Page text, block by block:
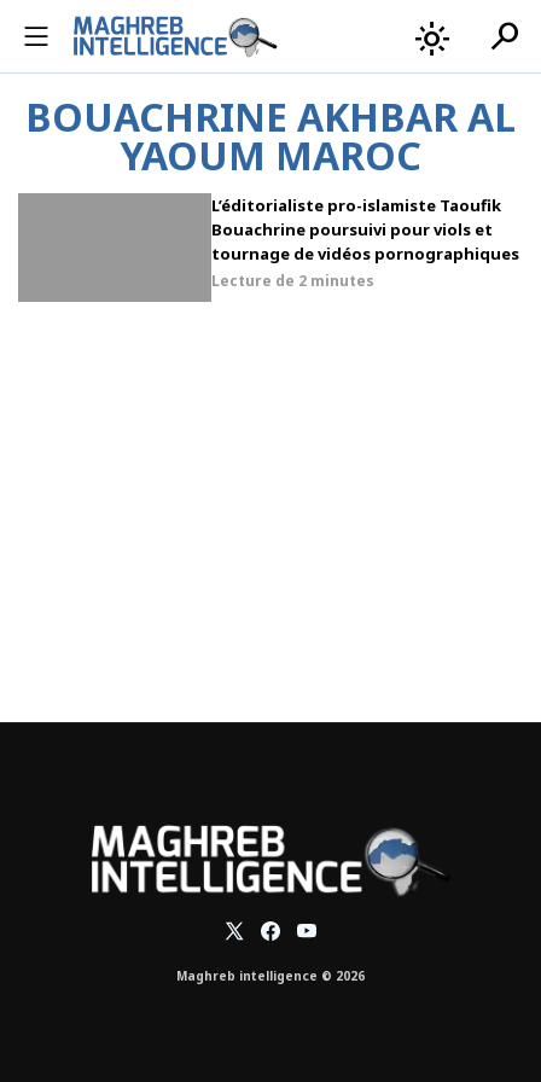
light_mode search
BOUACHRINE AKHBAR AL
YAOUM MAROC
L’éditorialiste pro-islamiste Taoufik
Bouachrine poursuivi pour viols et
tournage de vidéos pornographiques
Lecture de 2 minutes
Maghreb intelligence © 2026